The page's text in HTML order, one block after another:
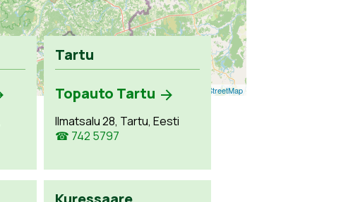
Leaflet OpenStreetMap
Tartu
Topauto Tartu
Ilmatsalu 28, Tartu, Eesti
☎ 742 5797